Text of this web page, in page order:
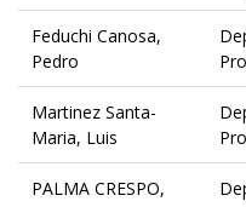
Feduchi Canosa,
Pedro
Martinez Santa-
Maria, Luis
PALMA CRESPO,